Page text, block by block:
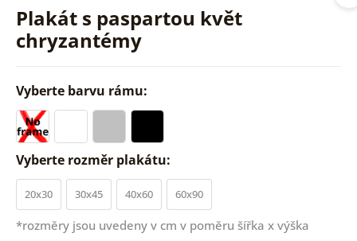
Plakát s paspartou květ
chryzantémy
Vyberte barvu rámu:
Vyberte rozměr plakátu:
20x30 30x45 40x60 60x90
*rozměry jsou uvedeny v cm v poměru šířka x výška